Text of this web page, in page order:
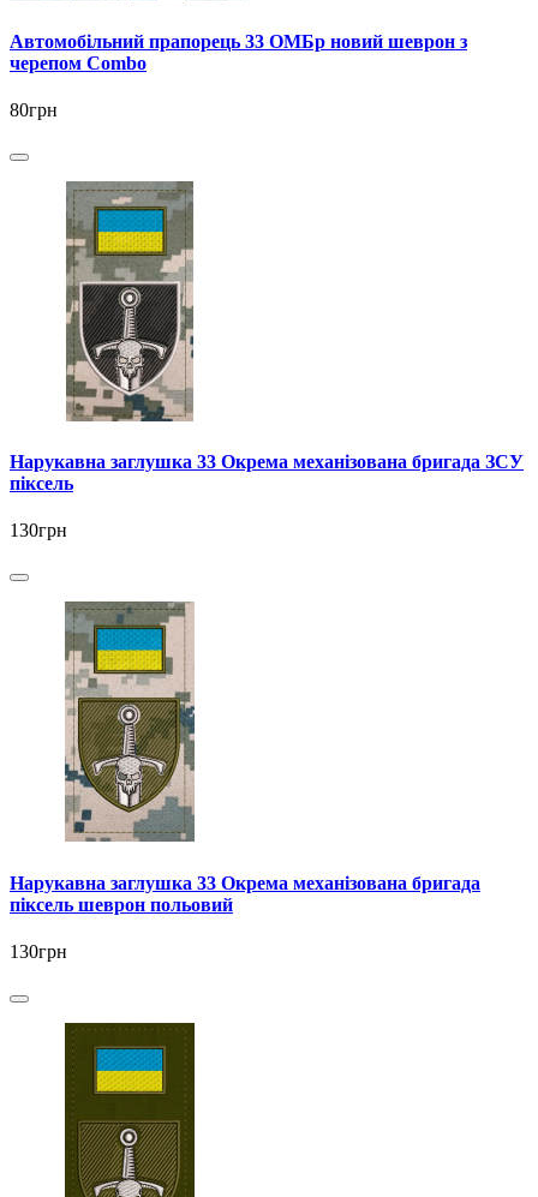
Автомобільний прапорець 33 ОМБр новий шеврон з
черепом Combo
80грн
Нарукавна заглушка 33 Окрема механізована бригада ЗСУ
піксель
130грн
Нарукавна заглушка 33 Окрема механізована бригада
піксель шеврон польовий
130грн